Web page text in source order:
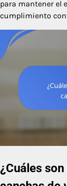
para mantener el
cumplimiento
¿Cuáles